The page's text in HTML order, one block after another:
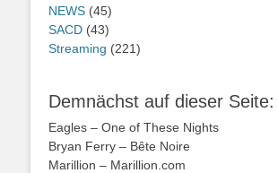
NEWS (45)
SACD (43)
Streaming (221)
Demnächst auf dieser Seite:
Eagles – One of These Nights
Bryan Ferry – Bête Noire
Marillion – Marillion.com